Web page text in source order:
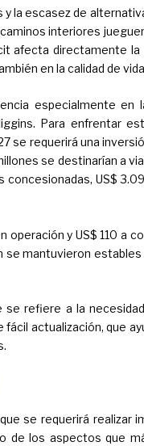
la escasez de
interiores
afecta directamente
en la calidad de
especialmente en
Para enfrentar
se requerirá una
se destinarían a
concesionadas, US$
operación y US$ 110 a
se mantuvieron
refiere a la
actualización, que
se requerirá realizar
de los aspectos que